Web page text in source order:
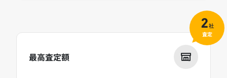
最高査定額
2社
査定